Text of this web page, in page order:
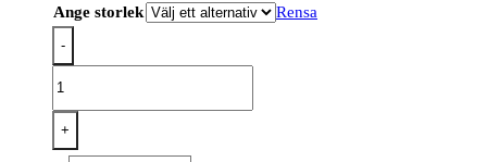
Ange storlek Rensa
-
Flexible
Comfort
+